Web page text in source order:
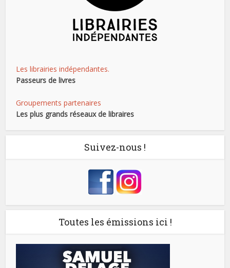
Les librairies indépendantes.
Passeurs de livres
Groupements partenaires
Les plus grands réseaux de libraires
Suivez-nous !
Toutes les émissions ici !